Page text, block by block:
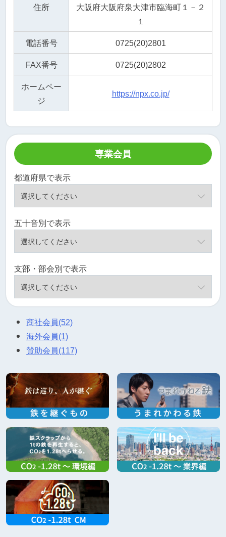
住所
大阪府大阪府泉大津市臨海町１－２
１
電話番号
0725(20)2801
FAX番号
0725(20)2802
ホームペー
ジ
https://npx.co.jp/
専業会員
都道府県で表示
五十音別で表示
支部・部会別で表示
商社会員(52)
海外会員(1)
賛助会員(117)